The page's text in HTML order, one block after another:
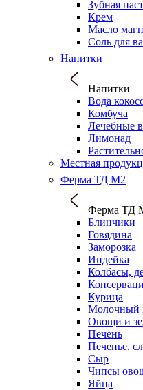
Зубная
Крем
Масло
Соль для
Напитки
Напитки
Вода
Комбуча
Лечебные
Лимонад
Местная
Ферма ТД М2
Ферма ТД
Блинчики
Говядина
Заморозка
Индейка
Колбасы,
Курица
Молочный
Овощи и
Печень
Печенье,
Сыр
Чипсы
Яйца